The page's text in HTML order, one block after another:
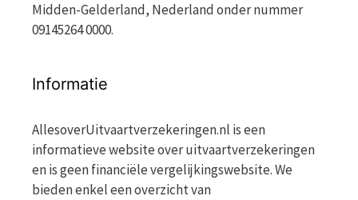
Midden-Gelderland, Nederland onder nummer
09145264 0000.
Informatie
AllesoverUitvaartverzekeringen.nl is een
informatieve website over uitvaartverzekeringen
en is geen financiële vergelijkingswebsite. We
bieden enkel een overzicht van